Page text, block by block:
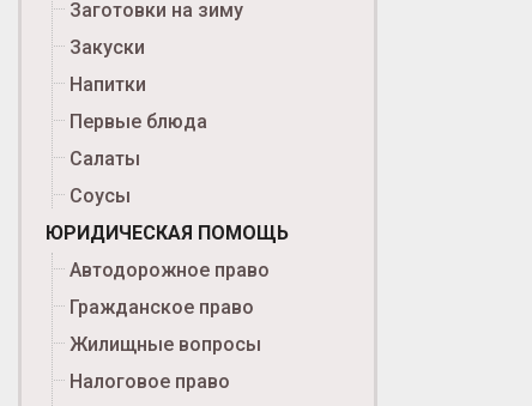
Заготовки на зиму
Закуски
Напитки
Первые блюда
Салаты
Соусы
ЮРИДИЧЕСКАЯ ПОМОЩЬ
Автодорожное право
Гражданское право
Жилищные вопросы
Налоговое право